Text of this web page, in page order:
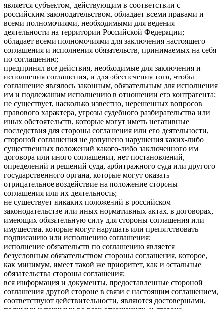
является субъектом, действующим в соответствии с
российским законодательством, обладает всеми правами и
всеми полномочиями, необходимыми для ведения
деятельности на территории Российской Федерации;
обладает всеми полномочиями для заключения настоящего
соглашения и исполнения обязательств, принимаемых на себя
по соглашению;
предпринял все действия, необходимые для заключения и
исполнения соглашения, и для обеспечения того, чтобы
соглашение являлось законным, обязательным для исполнения
им и подлежащим исполнению в отношении его контрагента;
не существует, насколько известно, нерешенных вопросов
правового характера, угрозы судебного разбирательства или
иных обстоятельств, которые могут иметь негативные
последствия для стороны соглашения или его деятельности,
стороной соглашения не допущено нарушения каких-либо
существенных положений какого-либо заключенного им
договора или иного соглашения, нет постановлений,
определений и решений суда, арбитражного суда или другого
государственного органа, которые могут оказать
отрицательное воздействие на положение стороны
соглашения или их деятельность;
не существует никаких положений в российском
законодательстве или иных нормативных актах, в договорах,
имеющих обязательную силу для стороны соглашения или
имущества, которые могут нарушать или препятствовать
подписанию или исполнению соглашения;
исполнение обязательств по соглашению является
безусловным обязательством стороны соглашения, которое,
как минимум, имеет такой же приоритет, как и остальные
обязательства стороны соглашения;
вся информация и документы, предоставленные стороной
соглашения другой стороне в связи с настоящим соглашением,
соответствуют действительности, являются достоверными,